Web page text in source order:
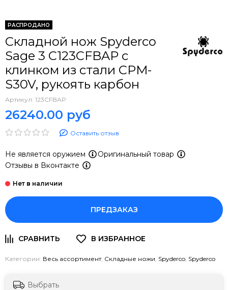
РАСПРОДАНО
Складной нож Spyderco
Sage 3 C123CFBAP c
клинком из стали CPM-
S30V, рукоять карбон
Артикул: 123CFBAP
26240.00 руб
Оставить отзыв
Не является оружием
Оригинальный товар
Отзывы в Вконтакте
ПРЕДЗАКАЗ
Категории: Весь ассортимент, Складные ножи, Spyderco, Spyderco
Выбрать